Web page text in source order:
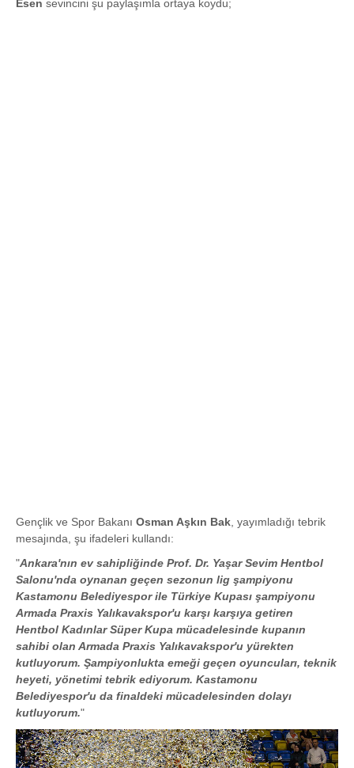
Esen sevincini şu paylaşımla ortaya koydu;
Gençlik ve Spor Bakanı Osman Aşkın Bak , yayımladığı tebrik
mesajında, şu ifadeleri kullandı:
"Ankara'nın ev sahipliğinde Prof. Dr. Yaşar Sevim Hentbol
Salonu'nda oynanan geçen sezonun lig şampiyonu
Kastamonu Belediyespor ile Türkiye Kupası şampiyonu
Armada Praxis Yalıkavakspor'u karşı karşıya getiren
Hentbol Kadınlar Süper Kupa mücadelesinde kupanın
sahibi olan Armada Praxis Yalıkavakspor'u yürekten
kutluyorum. Şampiyonlukta emeği geçen oyuncuları, teknik
heyeti, yönetimi tebrik ediyorum. Kastamonu
Belediyespor'u da finaldeki mücadelesinden dolayı
kutluyorum."